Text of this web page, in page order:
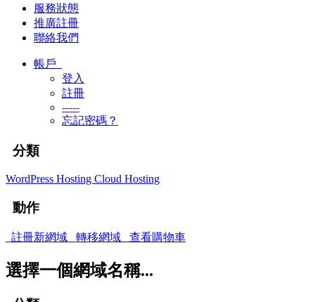
服務狀態
推廣註冊
聯絡我們
帳戶
登入
註冊
-----
忘記密碼？
分類
WordPress Hosting Cloud Hosting
動作
註冊新網域 轉移網域 查看購物車
選擇一個網域名稱...